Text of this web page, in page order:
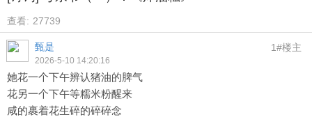
查看: 27739
甄是
2026-5-10 14:20:16
1#楼主
她花一个下午辨认猪油的脾气
花另一个下午等糯米粉醒来
咸的裹着花生碎的碎碎念